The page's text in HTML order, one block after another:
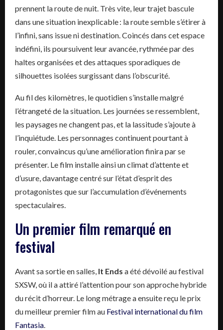
prennent la route de nuit. Très vite, leur trajet bascule
dans une situation inexplicable : la route semble s’étirer à
l’infini, sans issue ni destination. Coincés dans cet espace
indéfini, ils poursuivent leur avancée, rythmée par des
haltes organisées et des attaques sporadiques de
silhouettes isolées surgissant dans l’obscurité.
Au fil des kilomètres, le quotidien s’installe malgré
l’étrangeté de la situation. Les journées se ressemblent,
les paysages ne changent pas, et la lassitude s’ajoute à
l’inquiétude. Les personnages continuent pourtant à
rouler, convaincus qu’une amélioration finira par se
présenter. Le film installe ainsi un climat d’attente et
d’usure, davantage centré sur l’état d’esprit des
protagonistes que sur l’accumulation d’événements
spectaculaires.
Un premier film remarqué en
festival
Avant sa sortie en salles, It Ends a été dévoilé au festival
SXSW, où il a attiré l’attention pour son approche hybride
du récit d’horreur. Le long métrage a ensuite reçu le prix
du meilleur premier film au Festival international du film
Fantasia